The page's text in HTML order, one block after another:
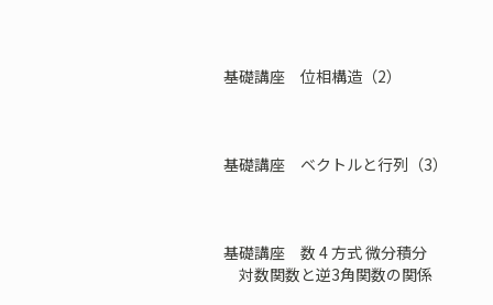
基礎講座 位相構造（2）
基礎講座 ベクトルと行列（3）
基礎講座 数 4 方式 微分積分
対数関数と逆3角関数の関係